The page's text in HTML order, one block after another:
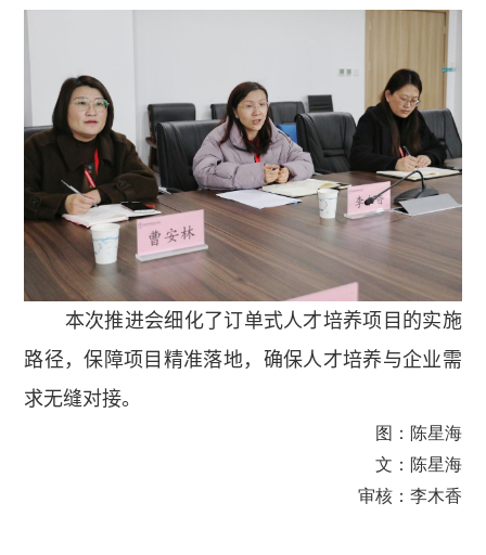
本次推进会细化了订单式人才培养项目的实施
路径，保障项目精准落地，确保人才培养与企业需
求无缝对接。
图：陈星海
文：陈星海
审核：李木香